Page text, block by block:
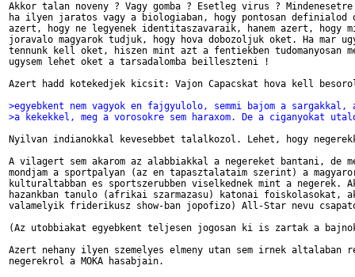
Akkor talan noveny ? Vagy gomba ? Esetleg virus ?
ha ilyen jaratos vagy a biologiaban, hogy pontosan definialod
azert, hogy ne legyenek identitaszavaraik, hanem azert, hogy
joravalo magyarok tudjuk, hogy hova dobozoljuk oket. Ha mar
tennunk kell oket, hiszen mint azt a fentiekben tudomanyosan
ugysem lehet oket a tarsadalomba beilleszteni !
Azert hadd kotekedjek kicsit: Vajon Capacskat hova kell
>egyebkent nem vagyok en fajgyulolo, semmi bajom a
>a kekekkel, meg a vorosokre sem haraxom. De a ciganyokat
Nyilvan indianokkal kevesebbet talalkozol. Lehet, hogy
A vilagert sem akarom az alabbiakkal a negereket bantani, de
mondjam a sportpalyan (az en tapasztalataim szerint) a
kulturaltabban es sportszerubben viselkednek mint a negerek.
hazankban tanulo (afrikai szarmazasu) katonai
valamelyik friderikusz show-ban jopofizo) All-Star nevu
(Az utobbiakat egyebkent teljesen jogosan ki is zartak a
Azert nehany ilyen szemelyes elmeny utan sem irnek altalaban
negerekrol a MOKA hasabjain.